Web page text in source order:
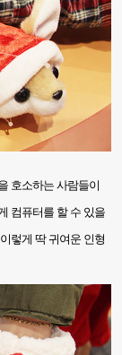
호소하는 사람들이
컴퓨터를 할 수 있을
렇게 딱 귀여운 인형